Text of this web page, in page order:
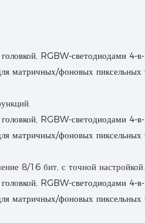
8/16 бит, с точной настройкой.